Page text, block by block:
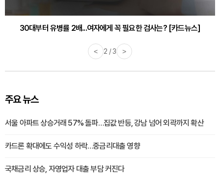
30대부터 유병률 2배...여자에게 꼭 필요한 검사는? [카드뉴스]
감기·독감 예방하고 면역력 높이는 4가지 영양제 [카드뉴스]
< 2 / 3 >
주요 뉴스
서울 아파트 상승거래 57% 돌파…집값 반등, 강남 넘어 외곽까지 확산
카드론 확대에도 수익성 하락…중금리대출 영향
국채금리 상승, 자영업자 대출 부담 커진다